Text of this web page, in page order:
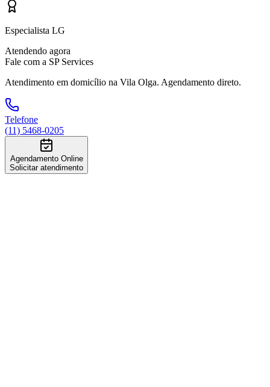
Especialista LG
Atendendo agora
Fale com a SP Services
Atendimento em domicílio na Vila Olga. Agendamento direto.
Telefone
(11) 5468-0205
Agendamento Online
Solicitar atendimento